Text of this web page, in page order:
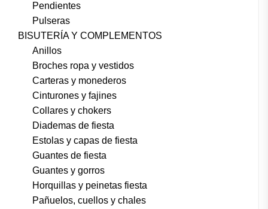
Pendientes
Pulseras
BISUTERÍA Y COMPLEMENTOS
Anillos
Broches ropa y vestidos
Carteras y monederos
Cinturones y fajines
Collares y chokers
Diademas de fiesta
Estolas y capas de fiesta
Guantes de fiesta
Guantes y gorros
Horquillas y peinetas fiesta
Pañuelos, cuellos y chales